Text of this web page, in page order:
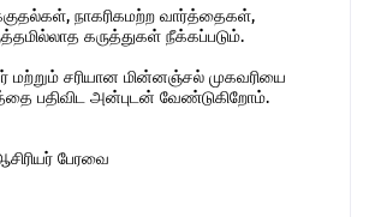
நாகரிகமற்ற வார்த்தைகள்,
கருத்துகள் நீக்கப்படும்.
மற்றும் சரியான மின்னஞ்சல் முகவரியை
பதிவிட அன்புடன் வேண்டுகிறோம்.
பேரவை